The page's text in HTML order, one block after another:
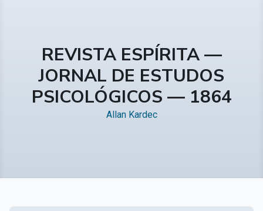
REVISTA ESPÍRITA —
JORNAL DE ESTUDOS
PSICOLÓGICOS — 1864
Allan Kardec